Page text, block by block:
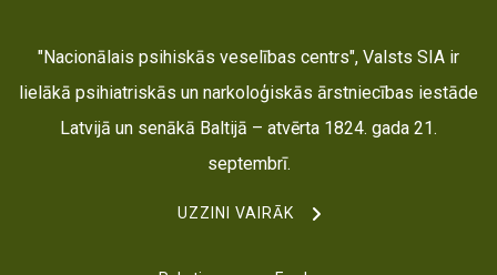
"Nacionālais psihiskās veselības centrs", Valsts SIA ir
lielākā psihiatriskās un narkoloģiskās ārstniecības iestāde
Latvijā un senākā Baltijā – atvērta 1824. gada 21.
septembrī.
UZZINI VAIRĀK